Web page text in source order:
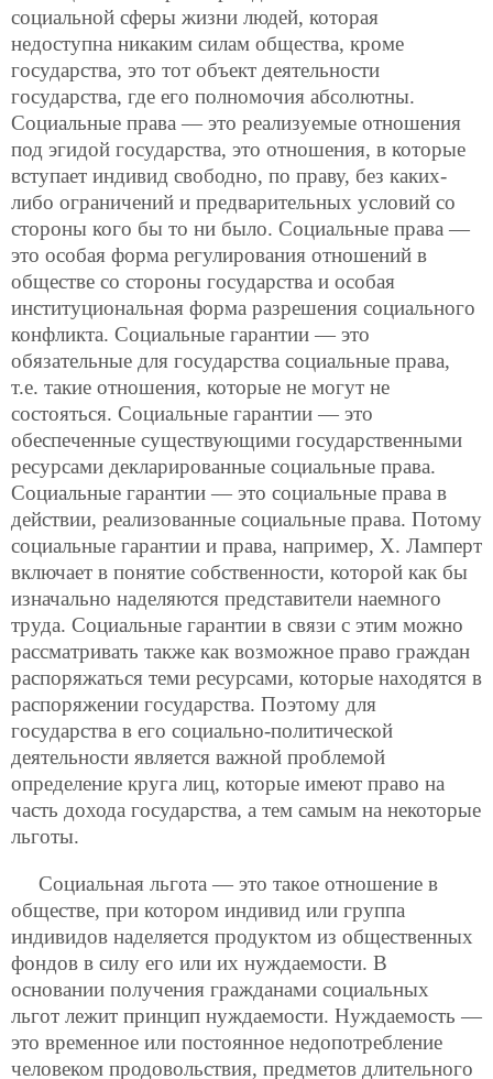
социальной сферы жизни людей, которая
недоступна никаким силам общества, кроме
государства, это тот объект деятельности
государства, где его полномочия абсолютны.
Социальные права — это реализуемые отношения
под эгидой государства, это отношения, в которые
вступает индивид свободно, по праву, без каких-
либо ограничений и предварительных условий со
стороны кого бы то ни было. Социальные права —
это особая форма регулирования отношений в
обществе со стороны государства и особая
институциональная форма разрешения социального
конфликта. Социальные гарантии — это
обязательные для государства социальные права,
т.е. такие отношения, которые не могут не
состояться. Социальные гарантии — это
обеспеченные существующими государственными
ресурсами декларированные социальные права.
Социальные гарантии — это социальные права в
действии, реализованные социальные права. Потому
социальные гарантии и права, например, Х. Ламперт
включает в понятие собственности, которой как бы
изначально наделяются представители наемного
труда. Социальные гарантии в связи с этим можно
рассматривать также как возможное право граждан
распоряжаться теми ресурсами, которые находятся в
распоряжении государства. Поэтому для
государства в его социально-политической
деятельности является важной проблемой
определение круга лиц, которые имеют право на
часть дохода государства, а тем самым на некоторые
льготы.
Социальная льгота — это такое отношение в
обществе, при котором индивид или группа
индивидов наделяется продуктом из общественных
фондов в силу его или их нуждаемости. В
основании получения гражданами социальных
льгот лежит принцип нуждаемости. Нуждаемость —
это временное или постоянное недопотребление
человеком продовольствия, предметов длительного